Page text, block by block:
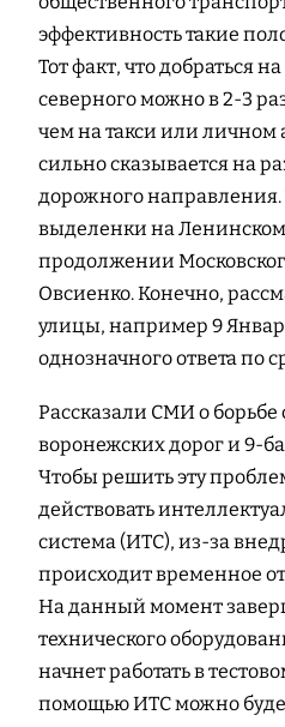
эффективность такие
Тот факт, что добраться
северного можно в 2-3
чем на такси или личном
сильно сказывается на
дорожного направления.
выделенки на
продолжении
Овсиенко. Конечно,
улицы, например 9
однозначного ответа по
Рассказали СМИ о борьбе
воронежских дорог и 9-
Чтобы решить эту
действовать
система (ИТС), из-за
происходит временное
На данный момент
технического
начнет работать в
помощью ИТС можно